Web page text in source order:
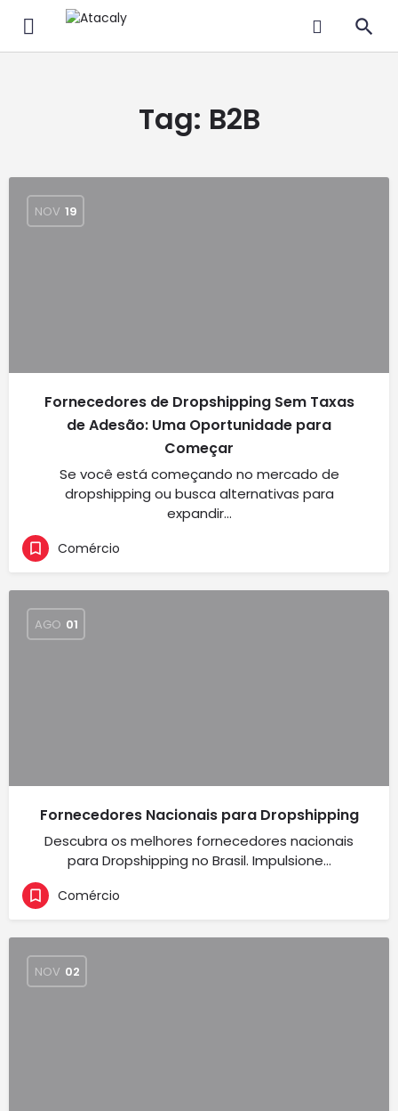
Tag: B2B
NOV 19
Fornecedores de Dropshipping Sem Taxas
de Adesão: Uma Oportunidade para
Começar
Se você está começando no mercado de
dropshipping ou busca alternativas para
expandir…
Comércio
AGO 01
Fornecedores Nacionais para Dropshipping
Descubra os melhores fornecedores nacionais
para Dropshipping no Brasil. Impulsione…
Comércio
NOV 02